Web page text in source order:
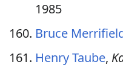
1985
Bruce
Henry Taube,